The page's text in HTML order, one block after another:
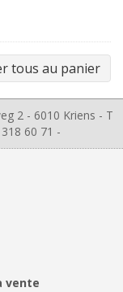
2 - 6010 Kriens - T
60 71 -
vente